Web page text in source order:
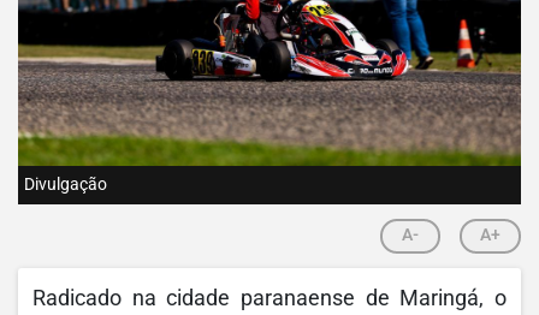
Divulgação
A- A+
Radicado na cidade paranaense de Maringá, o